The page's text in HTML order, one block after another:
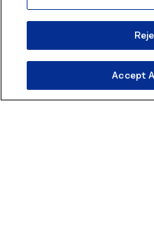
dificuldade.
Blip.Efficient:
Ser eficiente, aqui, é ir
perder qualidade.
Accept